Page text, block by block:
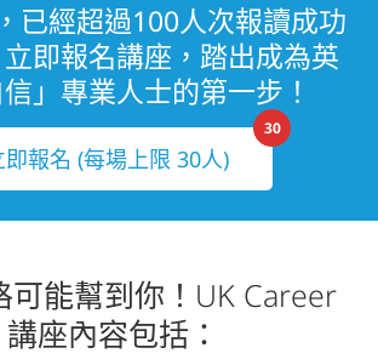
已經超過100人次報讀成功
即報名講座，踏出成為英
」專業人士的第一步！
即報名 (每場上限 30人)
30
可能幫到你！UK Career
座內容包括：